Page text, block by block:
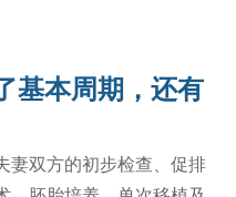
基本周期，还有
妻双方的初步检查、促排